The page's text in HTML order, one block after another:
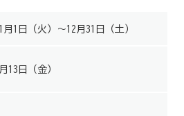
月1日（火）～12月31日（土）
13日（金）